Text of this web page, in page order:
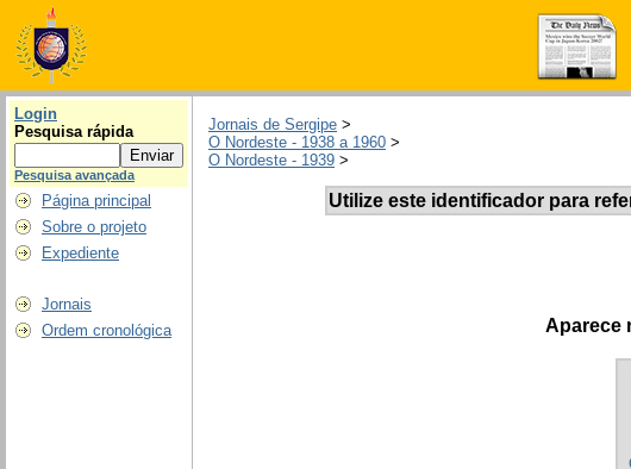
Login
Pesquisa rápida
Pesquisa avançada
Página principal
Sobre o projeto
Expediente
Jornais
Ordem cronológica
Jornais de Sergipe >
O Nordeste - 1938 a 1960 >
O Nordeste - 1939 >
Utilize este identificador para
Aparece